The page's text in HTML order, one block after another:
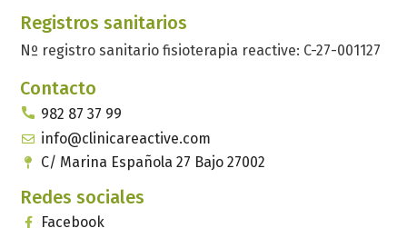
Registros sanitarios
Nº registro sanitario fisioterapia reactive: C-27-001127
Contacto
982 87 37 99
info@clinicareactive.com
C/ Marina Española 27 Bajo 27002
Redes sociales
Facebook